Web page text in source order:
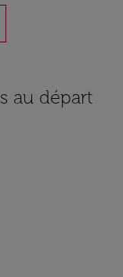
au départ